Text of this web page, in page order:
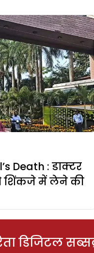
Death : डाक्टर
शिंकजे में लेने की
डिजिटल